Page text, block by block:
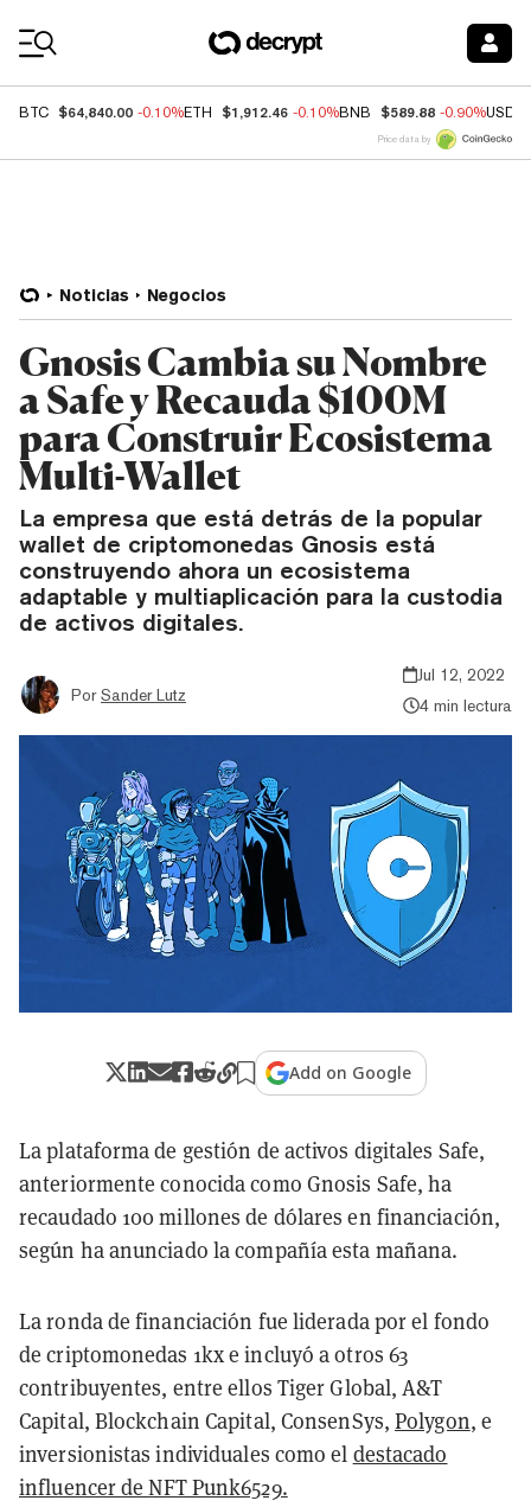
BTC $64,840.00 -0.10%ETH $1,912.46 -0.10%BNB $589.88 -0.90%USDC
Price data by
Noticias Negocios
Gnosis Cambia su Nombre
a Safe y Recauda $100M
para Construir Ecosistema
Multi-Wallet
La empresa que está detrás de la popular
wallet de criptomonedas Gnosis está
construyendo ahora un ecosistema
adaptable y multiaplicación para la custodia
de activos digitales.
Por Sander Lutz
Jul 12, 2022
4 min lectura
Add on Google
La plataforma de gestión de activos digitales Safe,
anteriormente conocida como Gnosis Safe, ha
recaudado 100 millones de dólares en financiación,
según ha anunciado la compañía esta mañana.
La ronda de financiación fue liderada por el fondo
de criptomonedas 1kx e incluyó a otros 63
contribuyentes, entre ellos Tiger Global, A&T
Capital, Blockchain Capital, ConsenSys,Polygon, e
inversionistas individuales como el destacado
influencerde NFT Punk6529.